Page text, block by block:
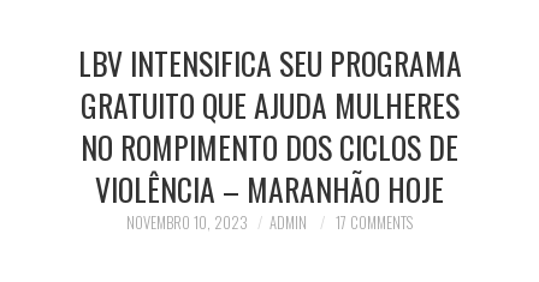
CONTATO
LBV INTENSIFICA SEU PROGRAMA
GRATUITO QUE AJUDA MULHERES
NO ROMPIMENTO DOS CICLOS DE
VIOLÊNCIA – MARANHÃO HOJE
NOVEMBRO 10, 2023 ADMIN 17 COMMENTS